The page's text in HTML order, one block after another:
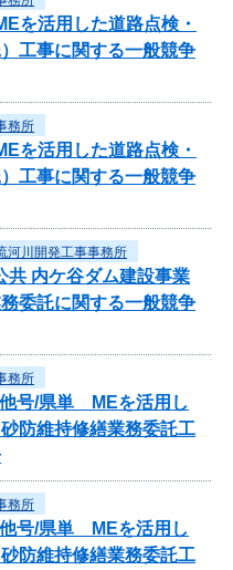
活用した道路点検・
工事に関する一般競争
務所
活用した道路点検・
工事に関する一般競争
河川開発工事事務所
共 内ケ谷ダム建設事業
委託に関する一般競争
務所
他号/県単 MEを活用し
防維持修繕業務委託工
務所
他号/県単 MEを活用し
防維持修繕業務委託工